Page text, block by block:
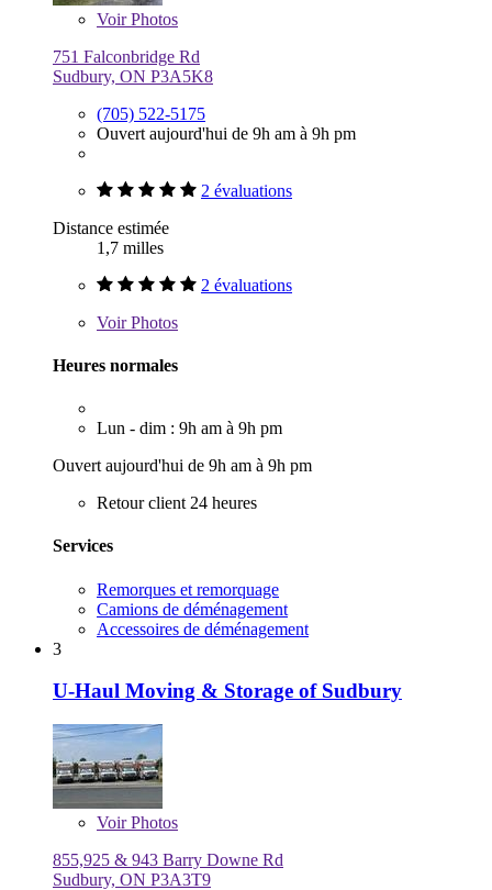
VoirPhotos
751 Falconbridge Rd
Sudbury, ON P3A5K8
(705) 522-5175
Ouvert aujourd'hui de 9h am à 9h pm
2 évaluations
Distance estimée
1,7 milles
2 évaluations
VoirPhotos
Heures normales
Lun - dim : 9h am à 9h pm
Ouvert aujourd'hui de 9h am à 9h pm
Retour client 24 heures
Services
Remorques et remorquage
Camions de déménagement
Accessoires de déménagement
3
U-Haul Moving & Storage of Sudbury
VoirPhotos
855,925 & 943 Barry Downe Rd
Sudbury, ON P3A3T9